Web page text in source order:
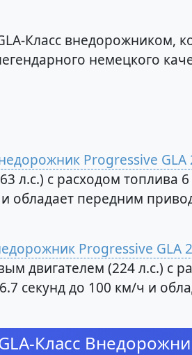
Класс
немецкого
Progressive GLA
л.с.) с расходом
обладает передним
Progressive GLA
двигателем (224 л.с.) с
секунд до 100 км/ч и
Класс